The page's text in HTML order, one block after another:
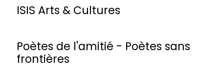
ISIS Arts & Cultures
Poètes de l'amitié - Poètes sans
frontières